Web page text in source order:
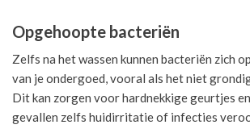
Opgehoopte bacteriën
Zelfs na het wassen kunnen bacteriën zich
van je ondergoed, vooral als het niet
Dit kan zorgen voor hardnekkige geurtjes
gevallen zelfs huidirritatie of infecties